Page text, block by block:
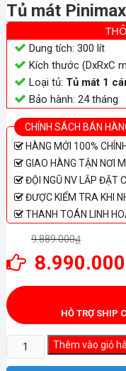
Tủ mát
Dung tích: 300 lít
Kích thước (DxRxC
Loại tủ: Tủ mát 1
Bảo hành: 24 tháng
CHÍNH SÁCH BÁN
HÀNG MỚI 100%
GIAO HÀNG TẬN NƠI
ĐỘI NGŨ NV LẮP ĐẶT
ĐƯỢC KIỂM TRA KHI
THANH TOÁN LINH
9.889.000₫
8.990.000
HỖ TRỢ SHIP
mát
Thêm vào giỏ